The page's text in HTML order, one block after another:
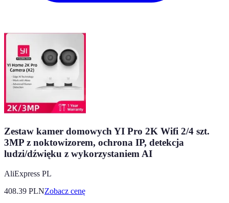
Zestaw kamer domowych YI Pro 2K Wifi 2/4 szt.
3MP z noktowizorem, ochrona IP, detekcja
ludzi/dźwięku z wykorzystaniem AI
AliExpress PL
408.39 PLNZobacz cenę